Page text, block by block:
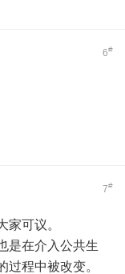
6#
7#
家可议。
是在介入公共生
程中被改变。